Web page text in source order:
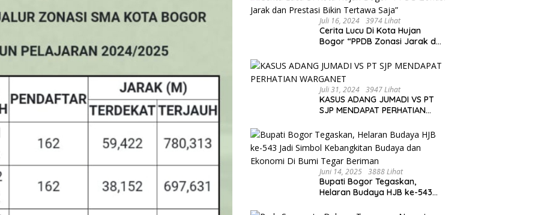
Juli 16, 2024 3974 Lihat
Cerita Lucu Di Kota Hujan
Bogor “PPDB Zonasi Jarak dan
Juli 31, 2024 3947 Lihat
KASUS ADANG JUMADI VS PT
SJP MENDAPAT PERHATIAN
Juni 14, 2025 3888 Lihat
Bupati Bogor Tegaskan,
Helaran Budaya HJB ke-543